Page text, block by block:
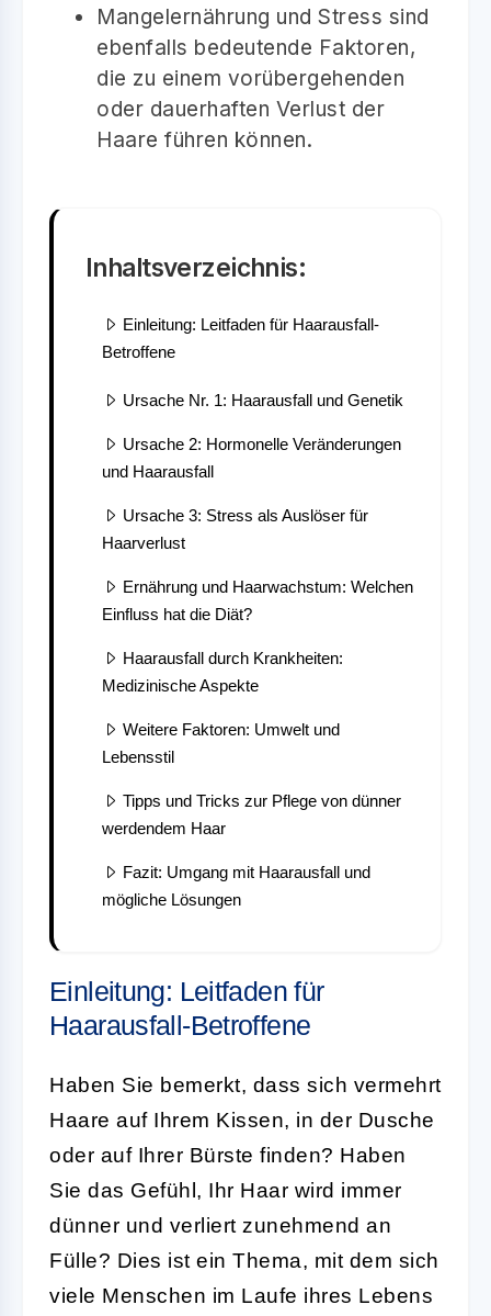
Mangelernährung und Stress sind
ebenfalls bedeutende Faktoren,
die zu einem vorübergehenden
oder dauerhaften Verlust der
Haare führen können.
Inhaltsverzeichnis:
Einleitung: Leitfaden für Haarausfall-
Betroffene
Ursache Nr. 1: Haarausfall und Genetik
Ursache 2: Hormonelle Veränderungen
und Haarausfall
Ursache 3: Stress als Auslöser für
Haarverlust
Ernährung und Haarwachstum: Welchen
Einfluss hat die Diät?
Haarausfall durch Krankheiten:
Medizinische Aspekte
Weitere Faktoren: Umwelt und
Lebensstil
Tipps und Tricks zur Pflege von dünner
werdendem Haar
Fazit: Umgang mit Haarausfall und
mögliche Lösungen
Einleitung: Leitfaden für
Haarausfall-Betroffene
Haben Sie bemerkt, dass sich vermehrt
Haare auf Ihrem Kissen, in der Dusche
oder auf Ihrer Bürste finden? Haben
Sie das Gefühl, Ihr Haar wird immer
dünner und verliert zunehmend an
Fülle? Dies ist ein Thema, mit dem sich
viele Menschen im Laufe ihres Lebens